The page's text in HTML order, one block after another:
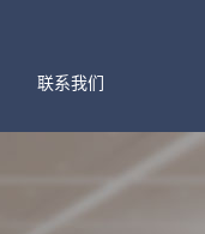
联系我们